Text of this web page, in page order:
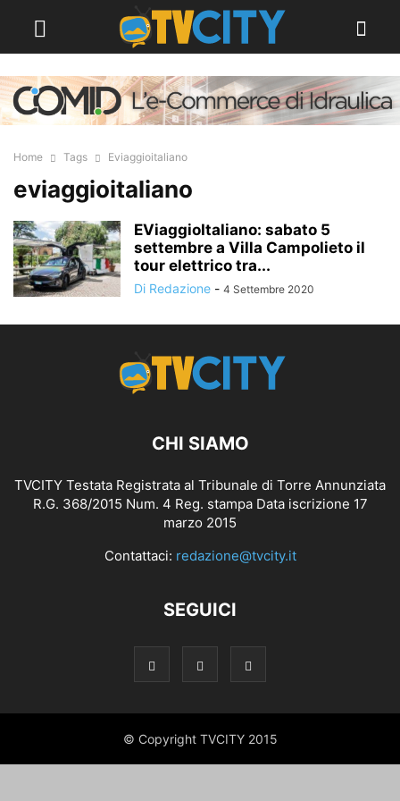
Home Tags Eviaggioitaliano
eviaggioitaliano
EViaggioItaliano: sabato 5
settembre a Villa Campolieto il
tour elettrico tra...
Di Redazione - 4 Settembre 2020
CHI SIAMO
TVCITY Testata Registrata al Tribunale di Torre Annunziata
R.G. 368/2015 Num. 4 Reg. stampa Data iscrizione 17
marzo 2015
Contattaci: redazione@tvcity.it
SEGUICI
© Copyright TVCITY 2015